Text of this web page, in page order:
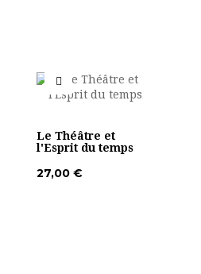
Le Théâtre et
l'Esprit du temps
27,00 €